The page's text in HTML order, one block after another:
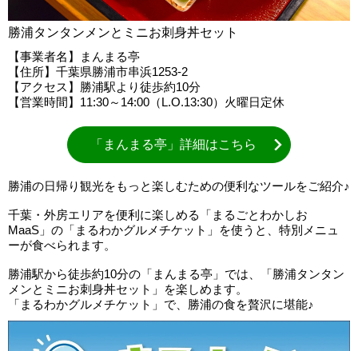
勝浦タンタンメンとミニお刺身丼セット
【事業者名】まんまる亭
【住所】千葉県勝浦市串浜1253-2
【アクセス】勝浦駅より徒歩約10分
【営業時間】11:30～14:00（L.O.13:30）火曜日定休
「まんまる亭」詳細はこちら
勝浦の日帰り観光をもっと楽しむための便利なツールをご紹介♪
千葉・外房エリアを便利に楽しめる「まるごとわかしお
MaaS」の「まるわかグルメチケット」を使うと、特別メニュ
ーが食べられます。
勝浦駅から徒歩約10分の「まんまる亭」では、「勝浦タンタン
メンとミニお刺身丼セット」を楽しめます。
「まるわかグルメチケット」で、勝浦の食を贅沢に堪能♪